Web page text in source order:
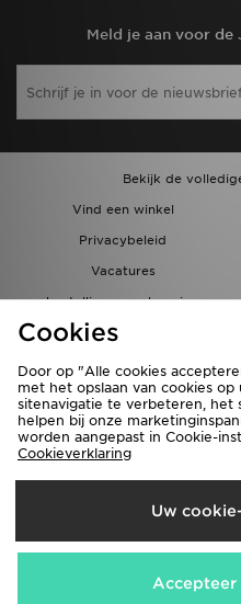
Meld je aan voor
Bekijk de
Vind een winkel
Privacybeleid
Vacatures
bestellingen en levering
Partnerprogramma
Nederland
Wij accepteren de
Cookies
Door op "Alle cookies
met het opslaan van cookies op
sitenavigatie te verbeteren, het
helpen bij onze
worden aangepast in Cookie-
Cookieverklaring
Uw
Accepteer